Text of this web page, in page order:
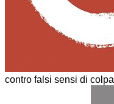
contro falsi sensi di colpa